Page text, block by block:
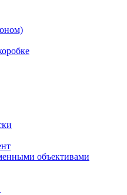
объективами